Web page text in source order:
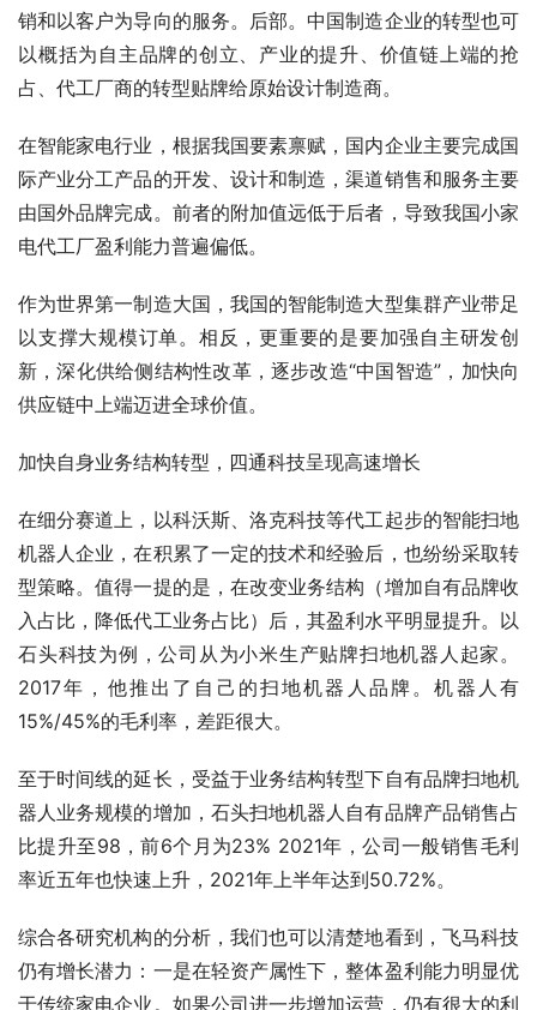
销和以客户为导向的服务。后部。中国制造企业的转型也可
以概括为自主品牌的创立、产业的提升、价值链上端的抢
占、代工厂商的转型贴牌给原始设计制造商。
在智能家电行业，根据我国要素禀赋，国内企业主要完成国
际产业分工产品的开发、设计和制造，渠道销售和服务主要
由国外品牌完成。前者的附加值远低于后者，导致我国小家
电代工厂盈利能力普遍偏低。
作为世界第一制造大国，我国的智能制造大型集群产业带足
以支撑大规模订单。相反，更重要的是要加强自主研发创
新，深化供给侧结构性改革，逐步改造“中国智造”，加快向
供应链中上端迈进全球价值。
加快自身业务结构转型，四通科技呈现高速增长
在细分赛道上，以科沃斯、洛克科技等代工起步的智能扫地
机器人企业，在积累了一定的技术和经验后，也纷纷采取转
型策略。值得一提的是，在改变业务结构（增加自有品牌收
入占比，降低代工业务占比）后，其盈利水平明显提升。以
石头科技为例，公司从为小米生产贴牌扫地机器人起家。
2017年，他推出了自己的扫地机器人品牌。机器人有
15%/45%的毛利率，差距很大。
至于时间线的延长，受益于业务结构转型下自有品牌扫地机
器人业务规模的增加，石头扫地机器人自有品牌产品销售占
比提升至98，前6个月为23% 2021年，公司一般销售毛利
率近五年也快速上升，2021年上半年达到50.72%。
综合各研究机构的分析，我们也可以清楚地看到，飞马科技
仍有增长潜力：一是在轻资产属性下，整体盈利能力明显优
于传统家电企业。如果公司进一步增加运营，仍有很大的利